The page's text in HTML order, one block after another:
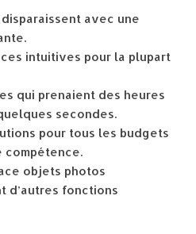
avec une
intuitives pour la plupart
qui prenaient des heures
secondes.
pour tous les budgets
compétence.
objets photos
d’autres fonctions